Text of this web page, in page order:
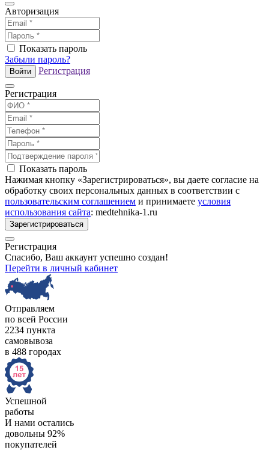
Авторизация
Показать пароль
Забыли пароль?
Войти Регистрация
Регистрация
Показать пароль
Нажимая кнопку «Зарегистрироваться», вы даете согласие на
обработку своих персональных данных в соответствии с
пользовательским соглашением и принимаете условия
использования сайта: medtehnika-1.ru
Зарегистрироваться
Регистрация
Спасибо, Ваш аккаунт успешно создан!
Перейти в личный кабинет
Отправляем
по всей России
2234 пункта
самовывоза
в 488 городах
Успешной
работы
И нами остались
довольны 92%
покупателей